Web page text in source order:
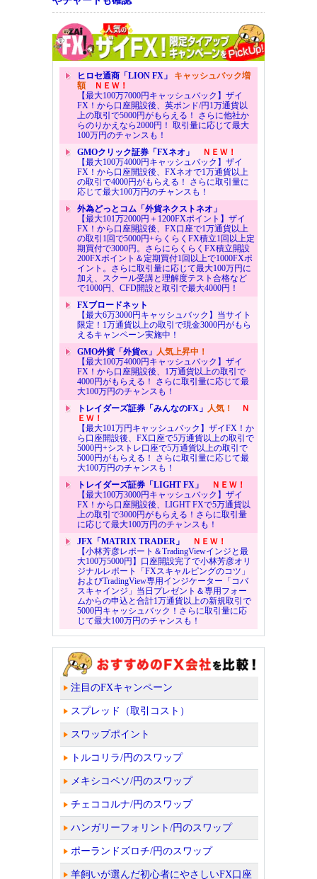
ヒロセ通商「LION FX」 キャッシュバック増
額ＮＥＷ！
【最大100万7000円キャッシュバック】ザイ
FX！から口座開設後、英ポンド/円1万通貨以
上の取引で5000円がもらえる！ さらに他社か
らのりかえなら2000円！ 取引量に応じて最大
100万円のチャンスも！
GMOクリック証券「FXネオ」
ＮＥＷ！
【最大100万4000円キャッシュバック】ザイ
FX！から口座開設後、FXネオで1万通貨以上
の取引で4000円がもらえる！ さらに取引量に
応じて最大100万円のチャンスも！
外為どっとコム「外貨ネクストネオ」
【最大101万2000円＋1200FXポイント】ザイ
FX！から口座開設後、FX口座で1万通貨以上
の取引1回で5000円+らくらくFX積立1回以上定
期買付で3000円。さらにらくらくFX積立開設
200FXポイント＆定期買付1回以上で1000FXポ
イント。さらに取引量に応じて最大100万円に
加え、スクール受講と理解度テスト合格など
で1000円、CFD開設と取引で最大4000円！
FXブロードネット
【最大6万3000円キャッシュバック】当サイト
限定！1万通貨以上の取引で現金3000円がもら
えるキャンペーン実施中！
GMO外貨「外貨ex」 人気上昇中！
【最大100万4000円キャッシュバック】ザイ
FX！から口座開設後、1万通貨以上の取引で
4000円がもらえる！ さらに取引量に応じて最
大100万円のチャンスも！
トレイダーズ証券「みんなのFX」 人気！
Ｎ
ＥＷ！
【最大101万円キャッシュバック】ザイFX！か
ら口座開設後、FX口座で5万通貨以上の取引で
5000円+シストレ口座で5万通貨以上の取引で
5000円がもらえる！ さらに取引量に応じて最
大100万円のチャンスも！
トレイダーズ証券「LIGHT FX」
ＮＥＷ！
【最大100万3000円キャッシュバック】ザイ
FX！から口座開設後、LIGHT FXで5万通貨以
上の取引で3000円がもらえる！さらに取引量
に応じて最大100万円のチャンスも！
JFX「MATRIX TRADER」
ＮＥＷ！
【小林芳彦レポート＆TradingViewインジと最
大100万5000円】口座開設完了で小林芳彦オリ
ジナルレポート「FXスキャルピングのコツ」
およびTradingView専用インジケーター「コバ
スキャインジ」当日プレゼント＆専用フォー
ムからの申込と合計1万通貨以上の新規取引で
5000円キャッシュバック！さらに取引量に応
じて最大100万円のチャンスも！
注目のFXキャンペーン
スプレッド（取引コスト）
スワップポイント
トルコリラ/円のスワップ
メキシコペソ/円のスワップ
チェココルナ/円のスワップ
ハンガリーフォリント/円のスワップ
ポーランドズロチ/円のスワップ
羊飼いが選んだ初心者にやさしいFX口座